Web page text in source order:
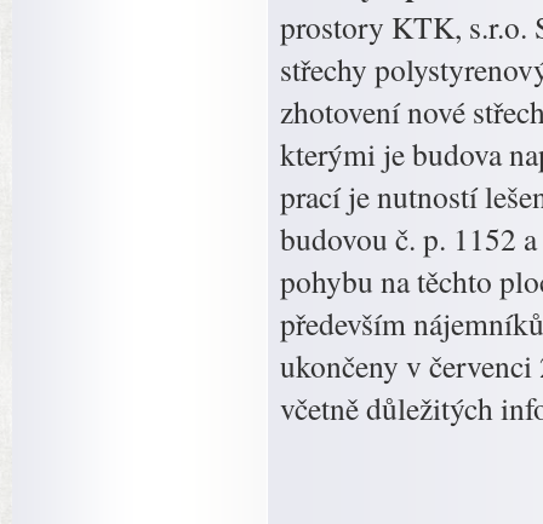
prostory KTK, s.r.o.
střechy
zhotovení nové
kterými je budova
prací je nutností
budovou č. p. 1152
pohybu na těchto
především
ukončeny v
včetně důležitých